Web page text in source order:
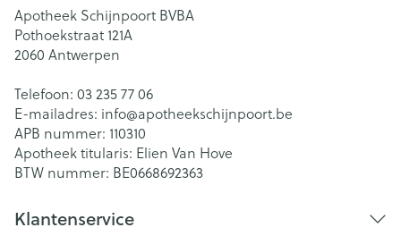
Apotheek Schijnpoort BVBA
Pothoekstraat 121A
2060 Antwerpen
Telefoon: 03 235 77 06
E-mailadres: info@apotheekschijnpoort.be
APB nummer: 110310
Apotheek titularis: Elien Van Hove
BTW nummer: BE0668692363
Klantenservice